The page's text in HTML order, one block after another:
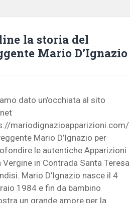
la storia del
Mario D’Ignazio
dato un’occhiata al sito
mariodignazioapparizioni.com/
Mario D’Ignazio per
le autentiche Apparizioni
Vergine in Contrada Santa Teresa
Mario D’Ignazio nasce il 4
1984 e fin da bambino
un grande amore per la